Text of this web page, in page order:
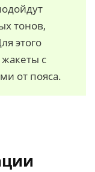
тонов,
этого
с
от пояса.